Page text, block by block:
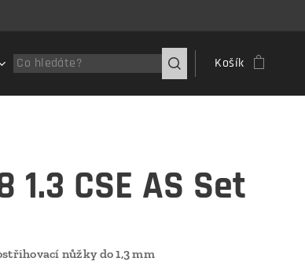
Košík
1.3 CSE AS Set
nůžky do 1,3 mm